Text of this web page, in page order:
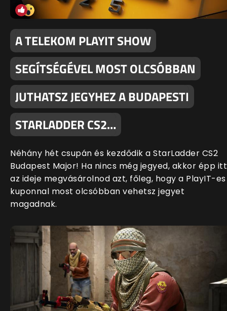
A TELEKOM PLAYIT SHOW
SEGÍTSÉGÉVEL MOST OLCSÓBBAN
JUTHATSZ JEGYHEZ A BUDAPESTI
STARLADDER CS2…
Néhány hét csupán és kezdődik a StarLadder CS2
Budapest Major! Ha nincs még jegyed, akkor épp itt
az ideje megvásárolnod azt, főleg, hogy a PlayIT-es
kuponnal most olcsóbban vehetsz jegyet
magadnak.